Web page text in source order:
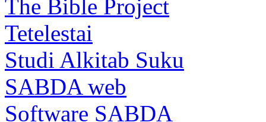
The Bible Project
Tetelestai
Studi Alkitab Suku
SABDA web
Software SABDA